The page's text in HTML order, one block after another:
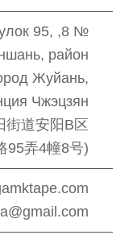
95,
район
Жуйань,
Чжэцзян
街道安阳B区
95弄4幢8号)-